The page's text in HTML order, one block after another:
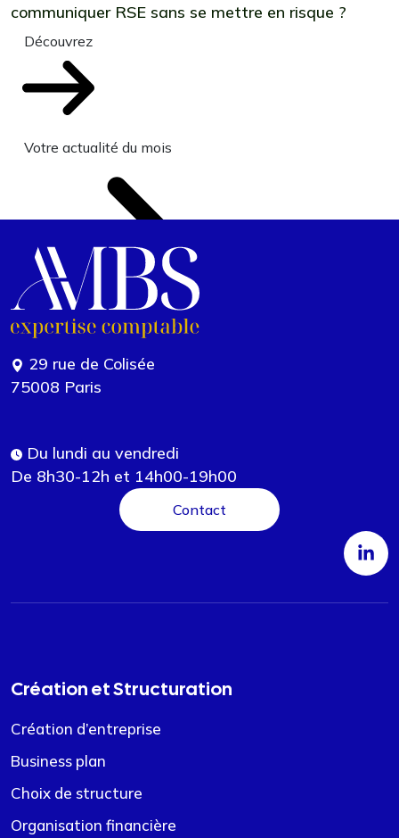
communiquer RSE sans se mettre en risque ?
Découvrez
Votre actualité du mois
29 rue de Colisée
75008 Paris
Du lundi au vendredi
De 8h30-12h et 14h00-19h00
Contact
Création et Structuration
Création d’entreprise
Business plan
Choix de structure
Organisation financière